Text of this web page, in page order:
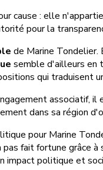
cause : elle
pour la
de Marine Tondelier.
semble d'ailleurs en
qui traduisent
associatif,
dans sa région
pour Marine
pas fait fortune grâce
impact politique et